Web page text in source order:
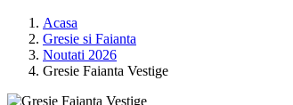
Acasa
Gresie si Faianta
Noutati 2026
Gresie Faianta Vestige